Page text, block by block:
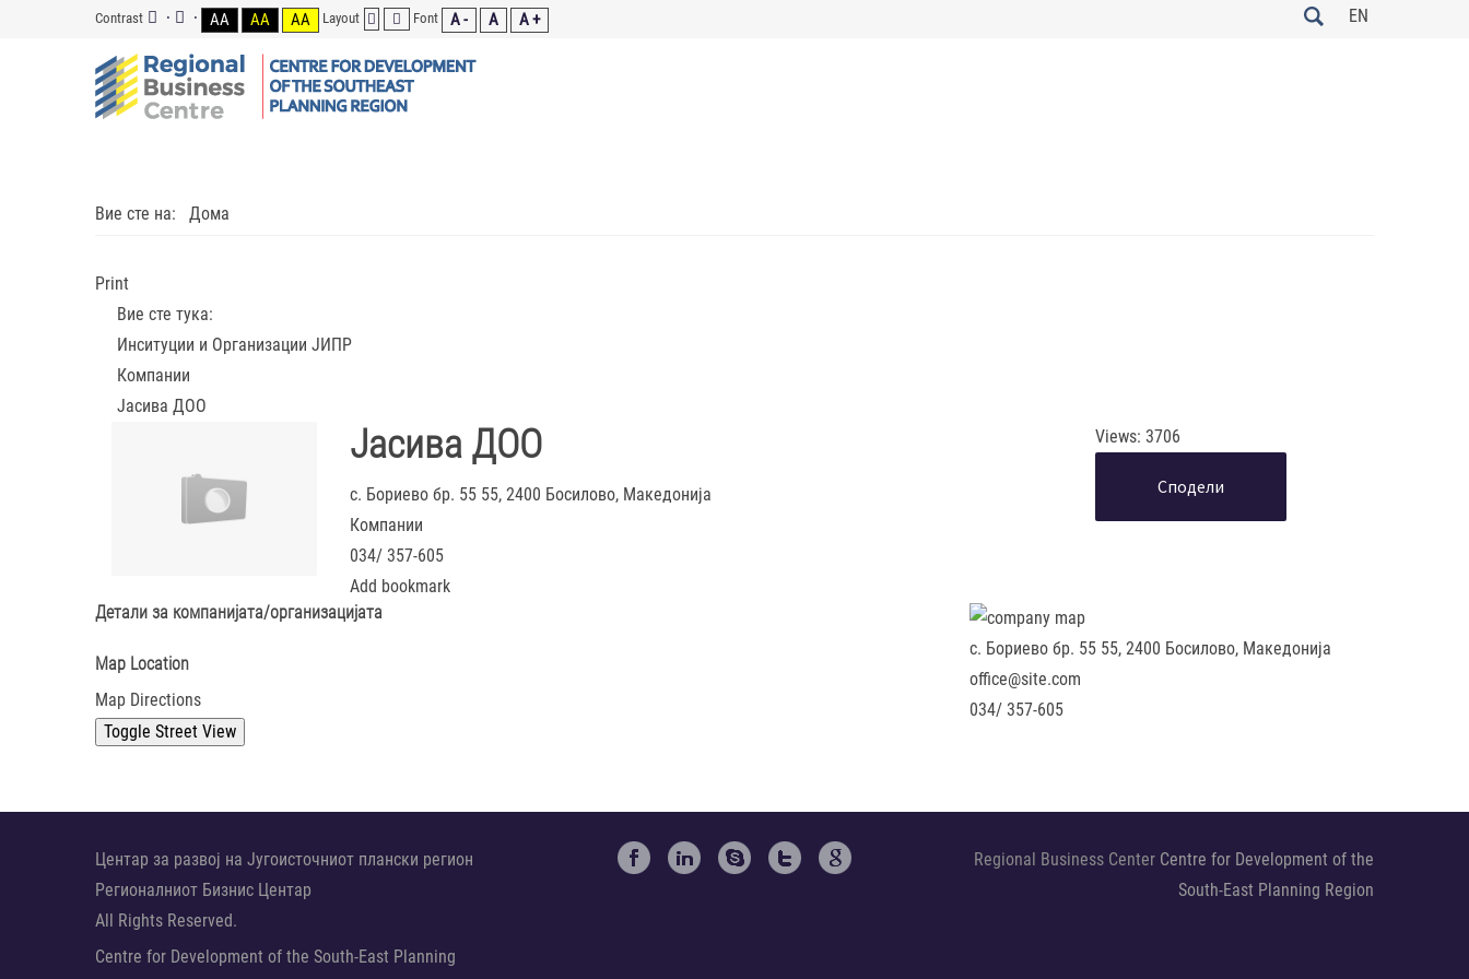
Contrast AA AA AA Layout Font A - A A + EN
Вие сте на: Дома
Print
Вие сте тука:
Инситуции и Организации ЈИПР
Компании
Јасива ДОО
Јасива ДОО
с. Бориево бр. 55 55, 2400 Босилово, Македонија
Компании
034/ 357-605
Add bookmark
Views: 3706
Сподели
Детали за компанијата/организацијата
Map Location
Map Directions
с. Бориево бр. 55 55, 2400 Босилово, Македонија
office@site.com
034/ 357-605
Центар за развој на Југоисточниот плански регион
Регионалниот Бизнис Центар
All Rights Reserved.
Centre for Development of the South-East Planning
Regional Business Center Centre for Development of the
South-East Planning Region